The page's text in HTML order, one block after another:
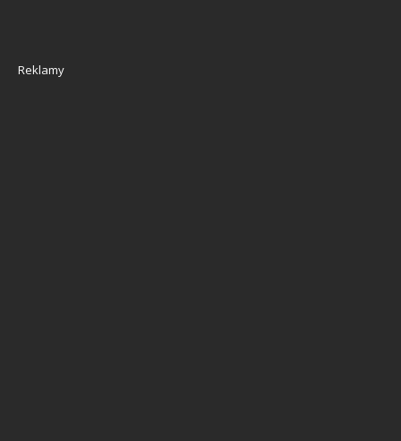
Reklamy